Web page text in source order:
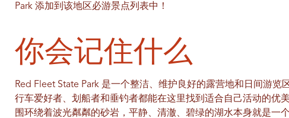
Park 添加到该地区必游景点列表中！
你会记住什么
Red Fleet State Park 是一个整洁、维护良好的露营地和日间游
行车爱好者、划船者和垂钓者都能在这里找到适合自己活动的优
围环绕着波光粼粼的砂岩，平静、清澈、碧绿的湖水本身就是一